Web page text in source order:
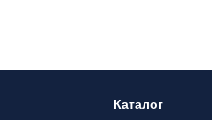
Каталог